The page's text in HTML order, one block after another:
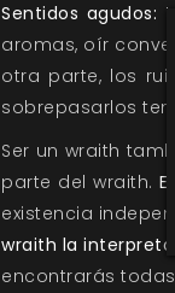
Sentidos agudos:
aromas, oír
otra parte, los
sobrepasarlos
Ser un wraith
parte del wraith.
existencia
wraith la interpreta
encontrarás